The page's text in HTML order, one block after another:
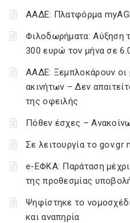
ΑΑΔΕ: Πλατφόρμα
Φιλοδωρήματα: Αύξηση
300 ευρώ τον μήνα σε
ΑΑΔΕ: Ξεμπλοκάρουν οι
ακινήτων – Δεν
της οφειλής
Πόθεν έσχες –
Σε λειτουργία το gov.gr
e-ΕΦΚΑ: Παράταση
της προθεσμίας
Ψηφίστηκε το
και αναπηρία